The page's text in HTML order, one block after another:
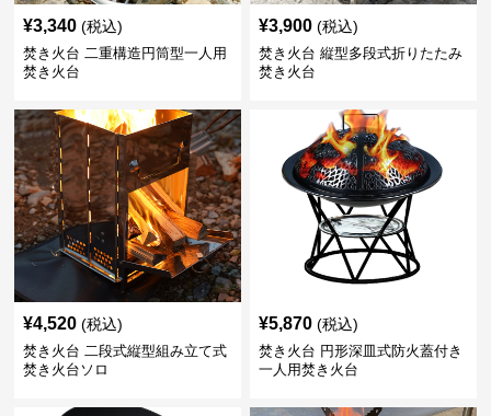
¥3,340 (税込)
焚き火台 二重構造円筒型一人用
焚き火台
¥3,900 (税込)
焚き火台 縦型多段式折りたたみ
焚き火台
¥4,520 (税込)
焚き火台 二段式縦型組み立て式
焚き火台ソロ
¥5,870 (税込)
焚き火台 円形深皿式防火蓋付き
一人用焚き火台